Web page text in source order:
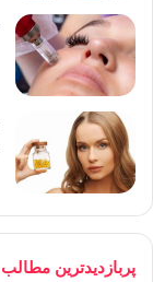
پربازدیدترین مطالب